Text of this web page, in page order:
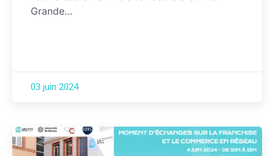
Grande…
03 juin 2024